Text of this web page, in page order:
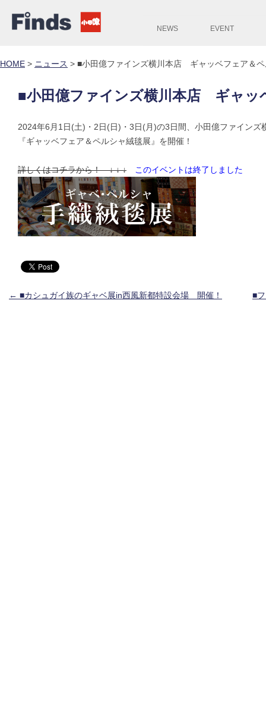
NEWS EVENT
HOME > ニュース > ■小田億ファインズ横川本店 ギャッベフェア＆
■小田億ファインズ横川本店 ギャ
2024年6月1日(土)・2日(日)・3日(月)の3日間、小田億ファインズ
『ギャッベフェア＆ペルシャ絨毯展』を開催！
詳しくはコチラから！ ↓ ↓ ↓ このイベントは終了しました
投稿ナビゲーション
← ■カシュガイ族のギャベ展in西風新都特設会場 開催！ ■